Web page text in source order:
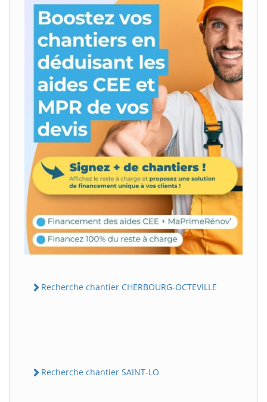
Recherche chantier CHERBOURG-OCTEVILLE
Recherche chantier SAINT-LO